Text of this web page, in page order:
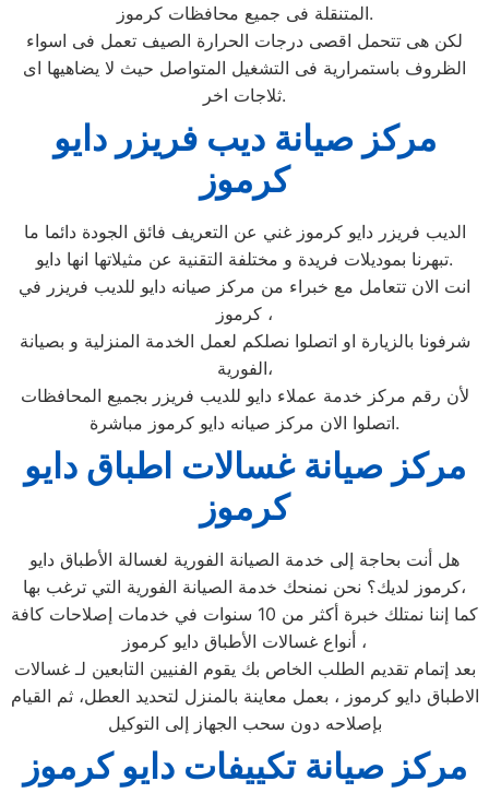
المتنقلة فى جميع محافظات كرموز.
لكن هى تتحمل اقصى درجات الحرارة الصيف تعمل فى اسواء
الظروف باستمرارية فى التشغيل المتواصل حيث لا يضاهيها اى
ثلاجات اخر.
مركز صيانة ديب فريزر دايو
كرموز
الديب فريزر دايو كرموز غني عن التعريف فائق الجودة دائما ما
تبهرنا بموديلات فريدة و مختلفة التقنية عن مثيلاتها انها دايو.
انت الان تتعامل مع خبراء من مركز صيانه دايو للديب فريزر في
كرموز ،
شرفونا بالزيارة او اتصلوا نصلكم لعمل الخدمة المنزلية و بصيانة
الفورية،
لأن رقم مركز خدمة عملاء دايو للديب فريزر بجميع المحافظات
اتصلوا الان مركز صيانه دايو كرموز مباشرة.
مركز صيانة غسالات اطباق دايو
كرموز
هل أنت بحاجة إلى خدمة الصيانة الفورية لغسالة الأطباق دايو
كرموز لديك؟ نحن نمنحك خدمة الصيانة الفورية التي ترغب بها،
كما إننا نمتلك خبرة أكثر من 10 سنوات في خدمات إصلاحات كافة
أنواع غسالات الأطباق دايو كرموز ،
بعد إتمام تقديم الطلب الخاص بك يقوم الفنيين التابعين لـ غسالات
الاطباق دايو كرموز ، بعمل معاينة بالمنزل لتحديد العطل، ثم القيام
بإصلاحه دون سحب الجهاز إلى التوكيل
مركز صيانة تكييفات دايو كرموز